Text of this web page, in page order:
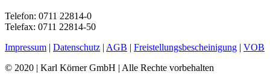
Telefon: 0711 22814-0
Telefax: 0711 22814-50
Impressum | Datenschutz | AGB | Freistellungsbescheinigung | VOB
© 2020 | Karl Körner GmbH | Alle Rechte vorbehalten